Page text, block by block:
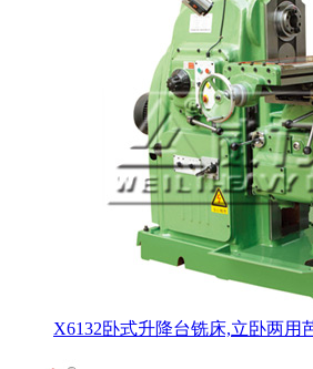
X6132卧式升降台铣床,立卧两用